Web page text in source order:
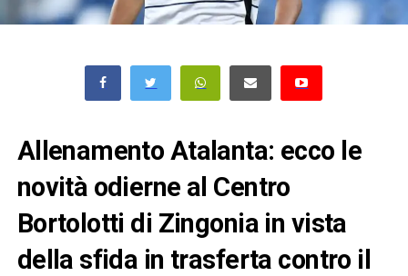
Allenamento Atalanta: ecco le
novità odierne al Centro
Bortolotti di Zingonia in vista
della sfida in trasferta contro il